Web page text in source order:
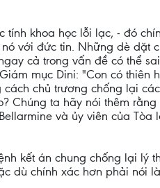
khoa học lỗi lạc, - đó
với đức tin. Những dè dặt
cả trong vấn đề có thể
mục Dini: "Con có
chủ trương chống lại
Chúng ta hãy nói thêm
và ủy viên của
kết án chung chống lại lý
dù chính xác hơn phải nói